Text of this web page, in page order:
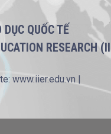
QUỐC TẾ
RESEARCH
www.iier.edu.vn |